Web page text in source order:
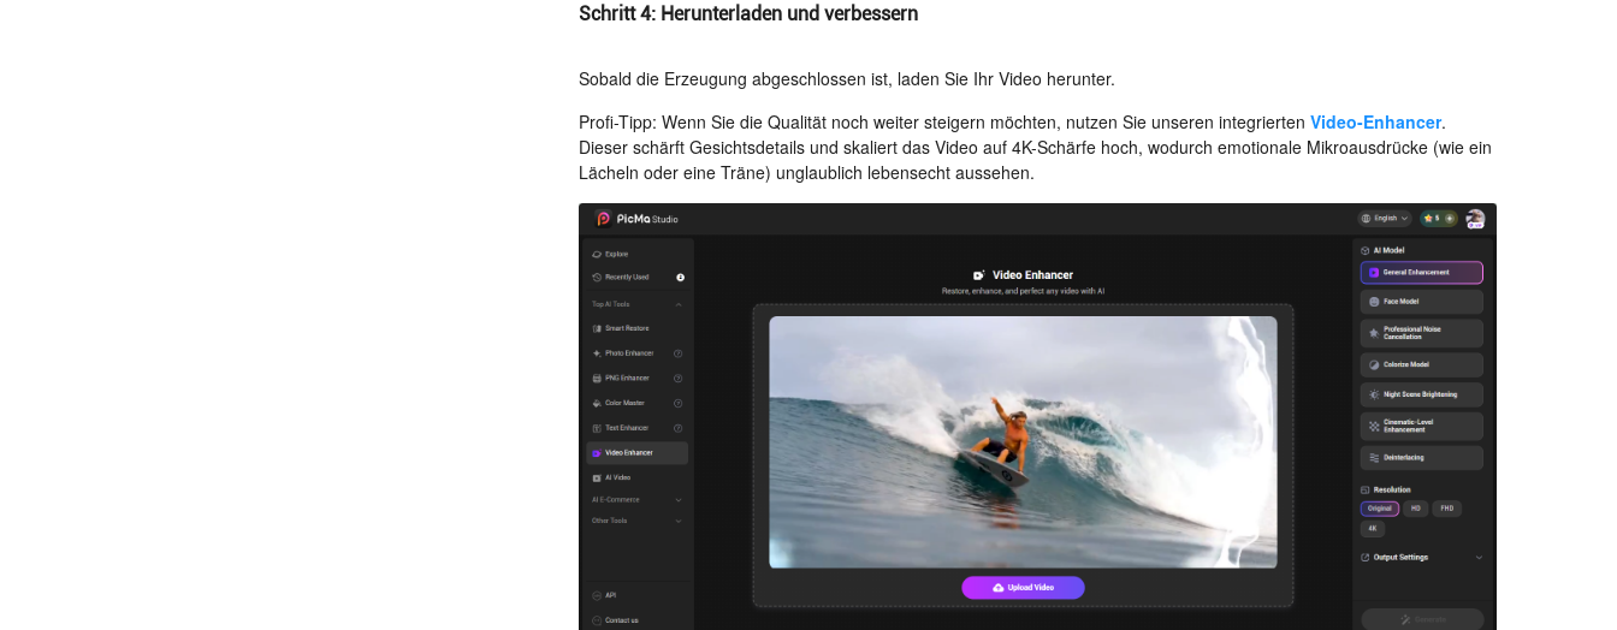
Schritt 4: Herunterladen und verbessern
Sobald die Erzeugung abgeschlossen ist, laden Sie Ihr Video herunter.
Profi-Tipp: Wenn Sie die Qualität noch weiter steigern möchten, nutzen Sie unseren integriertenVideo-Enhancer.
Dieser schärft Gesichtsdetails und skaliert das Video auf 4K-Schärfe hoch, wodurch emotionale Mikroausdrücke (wie ein
Lächeln oder eine Träne) unglaublich lebensecht aussehen.